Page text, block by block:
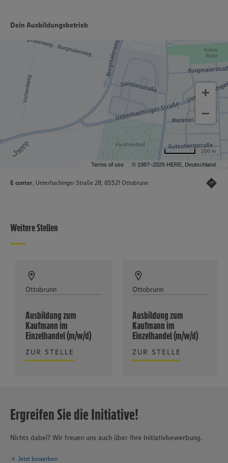
Dein Ausbildungsbetrieb
Terms of use © 1987–2026 HERE, Deutschland
200 m
E center, Unterhachinger Straße 28, 85521 Ottobrunn
Weitere Stellen
Ottobrunn
Ausbildung zum
Kaufmann im
Einzelhandel (m/w/d)
ZUR STELLE
Ottobrunn
Ausbildung zum
Kaufmann im
Einzelhandel (m/w/d)
ZUR STELLE
Ergreifen Sie die Initiative!
Nichts dabei? Wir freuen uns auch über Ihre Initiativbewerbung.
Jetzt bewerben